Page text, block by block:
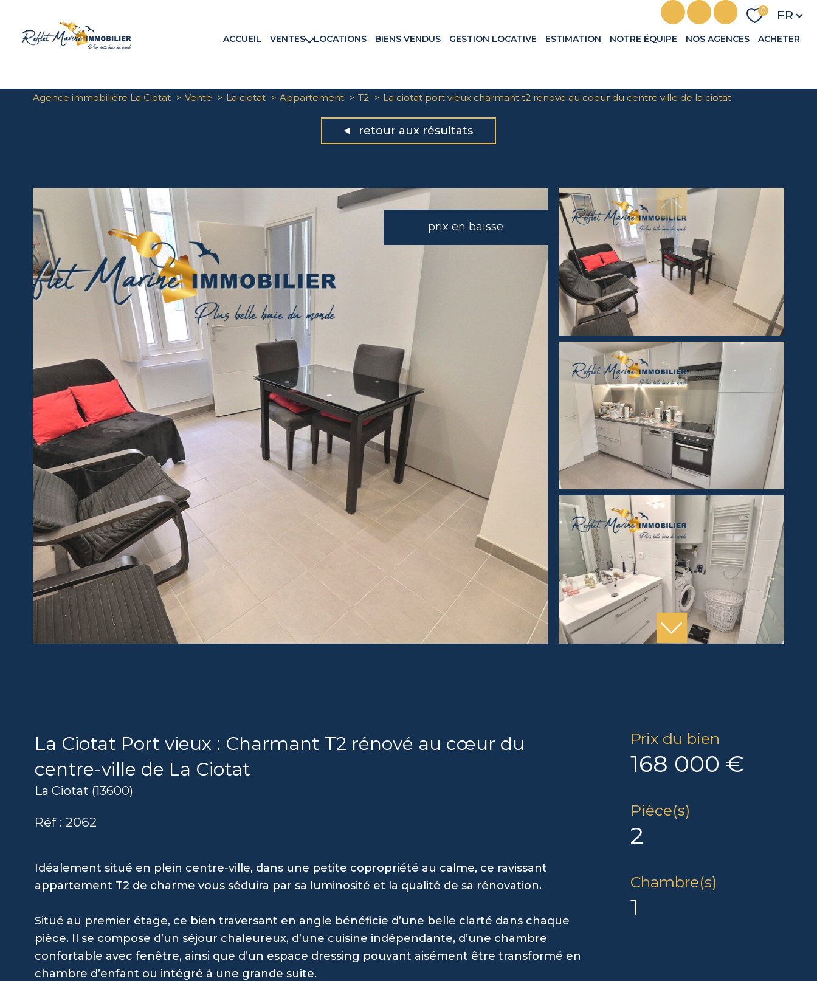
0 FR
ACCUEIL VENTES
Terrains
LOCATIONS BIENS VENDUS GESTION LOCATIVE ESTIMATION NOTRE ÉQUIPE NOS AGENCES ACHETER
Agence immobilière La Ciotat Vente La ciotat Appartement T2 La ciotat port vieux charmant t2 renove au coeur du centre ville de la ciotat
retour aux résultats
prix en baisse
La Ciotat Port vieux : Charmant T2 rénové au cœur du
centre-ville de La Ciotat
La Ciotat (13600)
Réf : 2062
Idéalement situé en plein centre-ville, dans une petite copropriété au calme, ce ravissant
appartement T2 de charme vous séduira par sa luminosité et la qualité de sa rénovation.
Situé au premier étage, ce bien traversant en angle bénéficie d’une belle clarté dans chaque
pièce. Il se compose d’un séjour chaleureux, d’une cuisine indépendante, d’une chambre
confortable avec fenêtre, ainsi que d’un espace dressing pouvant aisément être transformé en
chambre d’enfant ou intégré à une grande suite.
Prix du bien
168 000 €
Pièce(s)
2
Chambre(s)
1